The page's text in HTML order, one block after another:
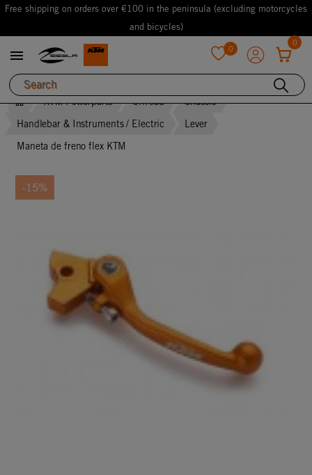
Free shipping on orders over €100 in the peninsula (excluding motorcycles
and bicycles)
 0
0
KTM Powerparts Offroad
Chassis
Handlebar & Instruments / Electric
Lever
Maneta de freno flex KTM
-15%